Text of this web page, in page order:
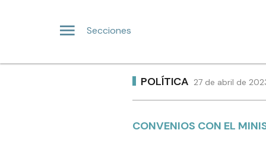
Secciones
POLÍTICA 27 de abril de
CONVENIOS CON EL